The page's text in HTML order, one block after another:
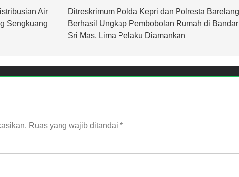
Air
Sengkuang
Ditreskrimum Polda Kepri dan Polresta Barelang
Berhasil Ungkap Pembobolan Rumah di Bandar
Sri Mas, Lima Pelaku Diamankan
Ruas yang wajib ditandai *